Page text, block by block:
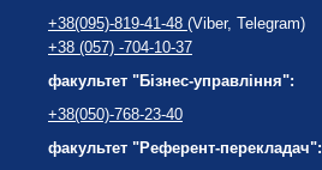
+38(095)-819-41-48 (Viber, Telegram)
+38 (057) -704-10-37
факультет "Бізнес-управління":
+38(050)-768-23-40
факультет "Референт-перекладач":